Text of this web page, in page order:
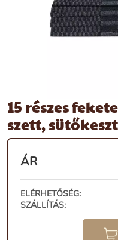
15 részes
szett,
ÁR
ELÉRHETŐSÉG:
SZÁLLÍTÁS: